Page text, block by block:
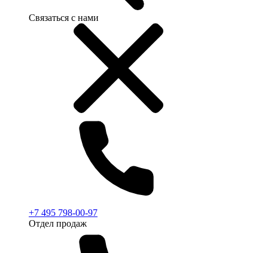
Связаться с нами
+7 495 798-00-97
Отдел продаж